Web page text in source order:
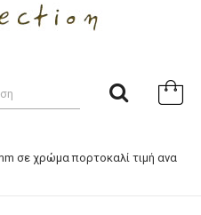
σε χρώμα πορτοκαλί τιμή ανα